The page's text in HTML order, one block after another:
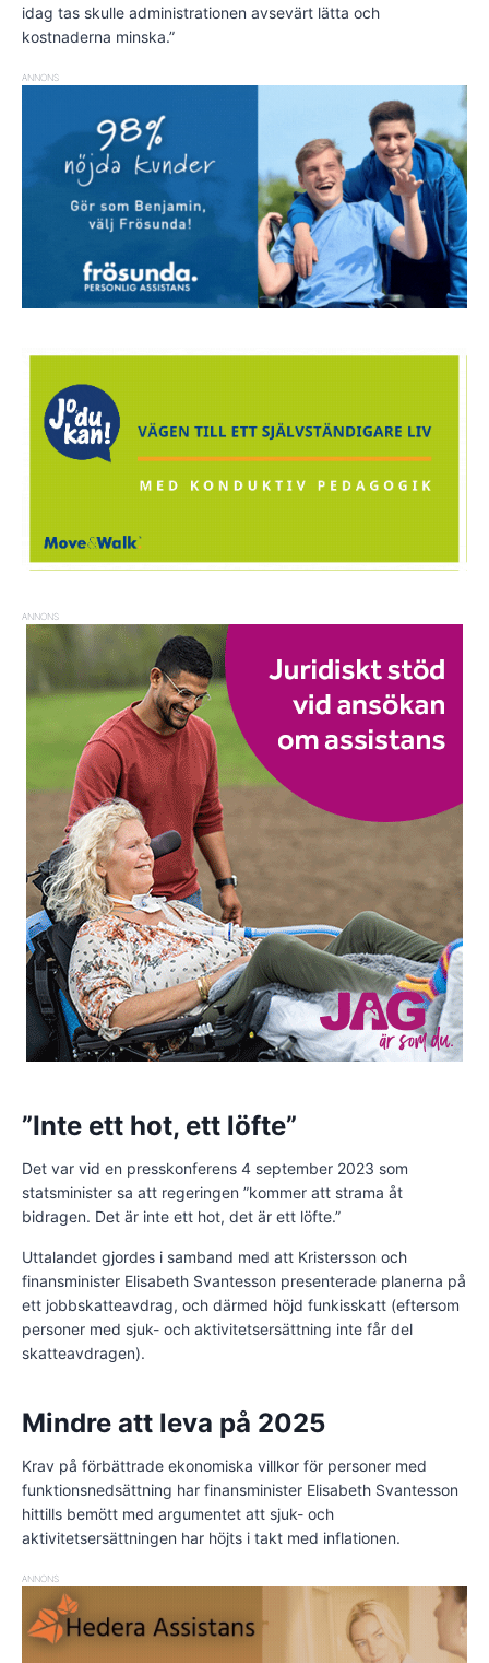
idag tas skulle administrationen avsevärt lätta och
kostnaderna minska.”
ANNONS
ANNONS
”Inte ett hot, ett löfte”
Det var vid en presskonferens 4 september 2023 som
statsminister sa att regeringen ”kommer att strama åt
bidragen. Det är inte ett hot, det är ett löfte.”
Uttalandet gjordes i samband med att Kristersson och
finansminister Elisabeth Svantesson presenterade planerna på
ett jobbskatteavdrag, och därmed höjd funkisskatt (eftersom
personer med sjuk- och aktivitetsersättning inte får del
skatteavdragen).
Mindre att leva på 2025
Krav på förbättrade ekonomiska villkor för personer med
funktionsnedsättning har finansminister Elisabeth Svantesson
hittills bemött med argumentet att sjuk- och
aktivitetsersättningen har höjts i takt med inflationen.
ANNONS